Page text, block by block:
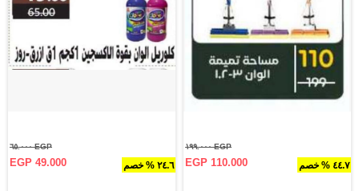
٤٤.٧ % خصم
EGP ١٩٩.٠٠٠
EGP 110.000 ٢٤.٦ % خصم
EGP ٦٥.٠٠٠
EGP 49.000